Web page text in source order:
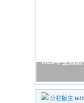
2020年全国
分栏版主: